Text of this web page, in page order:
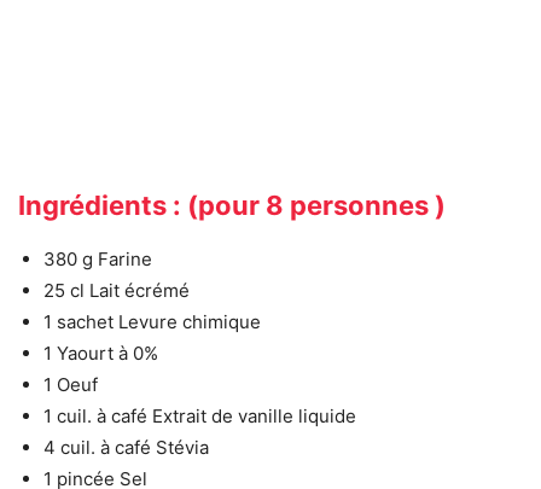
Ingrédients : (pour 8 personnes )
380 g Farine
25 cl Lait écrémé
1 sachet Levure chimique
1 Yaourt à 0%
1 Oeuf
1 cuil. à café Extrait de vanille liquide
4 cuil. à café Stévia
1 pincée Sel